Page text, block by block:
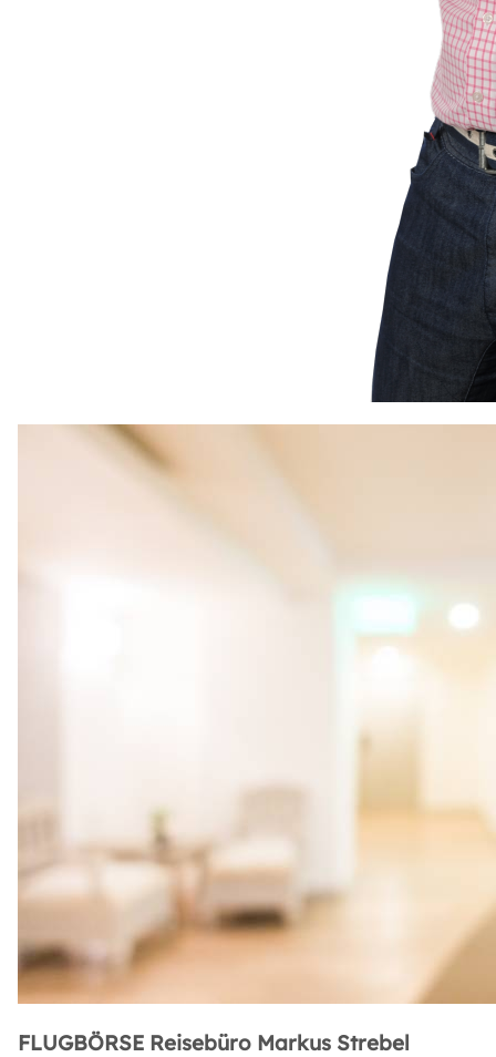
FLUGBÖRSE Reisebüro Markus Strebel